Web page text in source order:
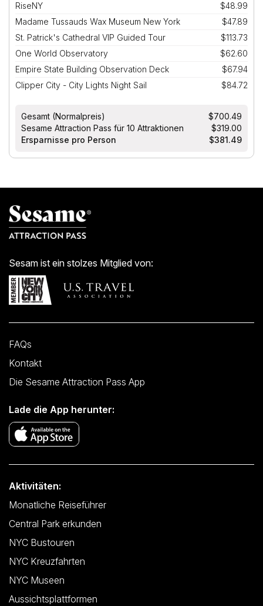
RiseNY
$48.99
Madame Tussauds Wax Museum New York
$47.89
St. Patrick's Cathedral VIP Guided Tour
$113.73
One World Observatory
$62.60
Empire State Building Observation Deck
$67.94
Clipper City - City Lights Night Sail
$84.72
Gesamt (Normalpreis)
$700.49
Sesame Attraction Pass für 10 Attraktionen
$319.00
Ersparnisse pro Person
$381.49
Sesam ist ein stolzes Mitglied von:
FAQs
Kontakt
Die Sesame Attraction Pass App
Lade die App herunter:
Aktivitäten:
Monatliche Reiseführer
Central Park erkunden
NYC Bustouren
NYC Kreuzfahrten
NYC Museen
Aussichtsplattformen